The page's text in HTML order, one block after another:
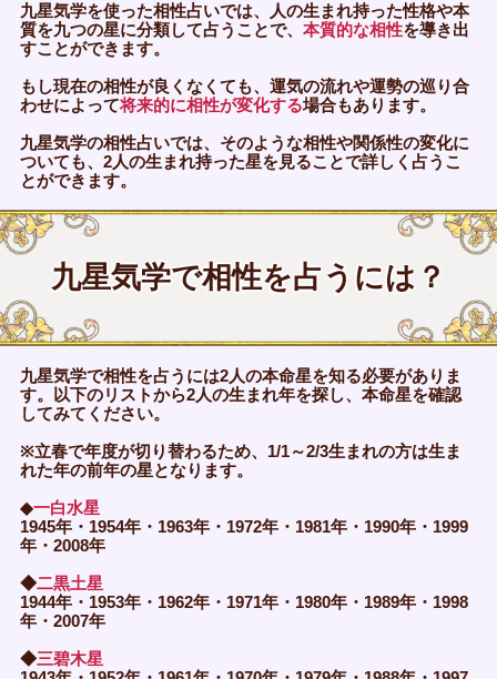
九星気学を使った相性占いでは、人の生まれ持った性格や本
質を九つの星に分類して占うことで、 本質的な相性を導き出
すことができます。
もし現在の相性が良くなくても、運気の流れや運勢の巡り合
わせによって将来的に相性が変化する場合もあります。
九星気学の相性占いでは、そのような相性や関係性の変化に
ついても、2人の生まれ持った星を見ることで詳しく占うこ
とができます。
九星気学で相性を占うには？
九星気学で相性を占うには2人の本命星を知る必要がありま
す。以下のリストから2人の生まれ年を探し、本命星を確認
してみてください。
※立春で年度が切り替わるため、1/1～2/3生まれの方は生ま
れた年の前年の星となります。
◆一白水星
1945年・1954年・1963年・1972年・1981年・1990年・1999
年・2008年
◆二黒土星
1944年・1953年・1962年・1971年・1980年・1989年・1998
年・2007年
◆三碧木星